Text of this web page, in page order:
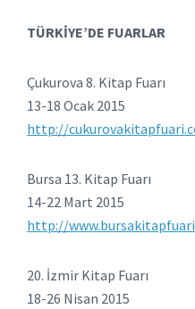
TÜRKİYE’DE FUARLAR
Çukurova 8. Kitap Fuarı
13-18 Ocak 2015
http://
Bursa 13. Kitap Fuarı
14-22 Mart 2015
http://
20. İzmir Kitap Fuarı
18-26 Nisan 2015